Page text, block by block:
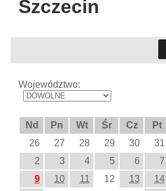
Szczecin
Województwo:
Nd Pn Wt Śr Cz Pt
26
27 28 29 30 31
2
3 4 5 6 7
9
10 11 12 13 14